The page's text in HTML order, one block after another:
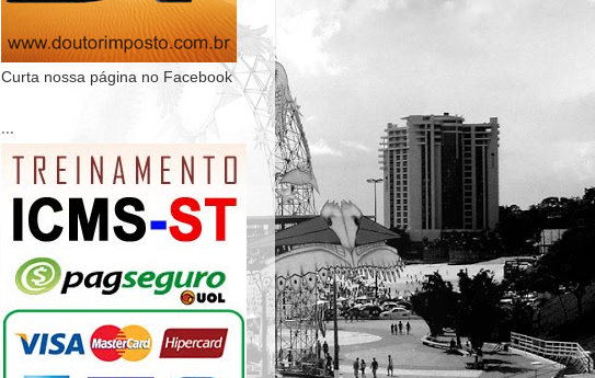
Curta nossa página no Facebook
...